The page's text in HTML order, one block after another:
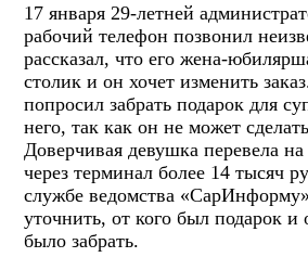
17 января 29-летней
рабочий телефон позвонил
рассказал, что его жена-
столик и он хочет изменить
попросил забрать подарок для
него, так как он не может
Доверчивая девушка перевела
через терминал более 14 тысяч
службе ведомства
уточнить, от кого был подарок и
было забрать.